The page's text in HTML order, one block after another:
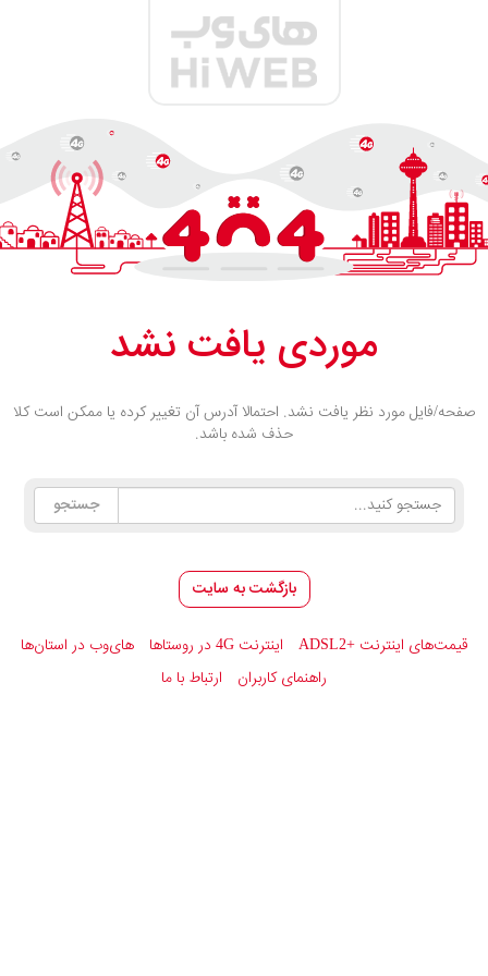
موردی یافت نشد
صفحه/فایل مورد نظر یافت نشد. احتمالا آدرس آن تغییر کرده یا ممکن است کلا
حذف شده باشد.
بازگشت به سایت
قیمت‌های اینترنتADSL2+ اینترنت 4G در روستاها
های‌وب در استان‌ها
راهنمای کاربران
ارتباط با ما